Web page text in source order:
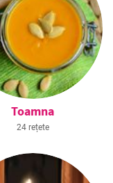
Toamna
24 rețete